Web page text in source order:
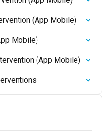
(App Mobile)
Mobile)
(App Mobile)